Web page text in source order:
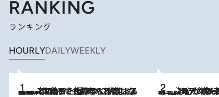
RANKING
ランキング
HOURLYDAILYWEEKLY
2026.8.5
【阿川佐和子さんの年とる力】なぜ70代で始めた趣味は“こんなに楽しい”のか？ ピアノ、俳句…スランプに陥っても続けられる“ある秘訣”とは 2026.8.8
《北欧の人々の幸福度が高いのは…》元デンマーク親善大使が出会った“心が満たされる暮らし”「いいかげんにヒュッゲしなさい！」